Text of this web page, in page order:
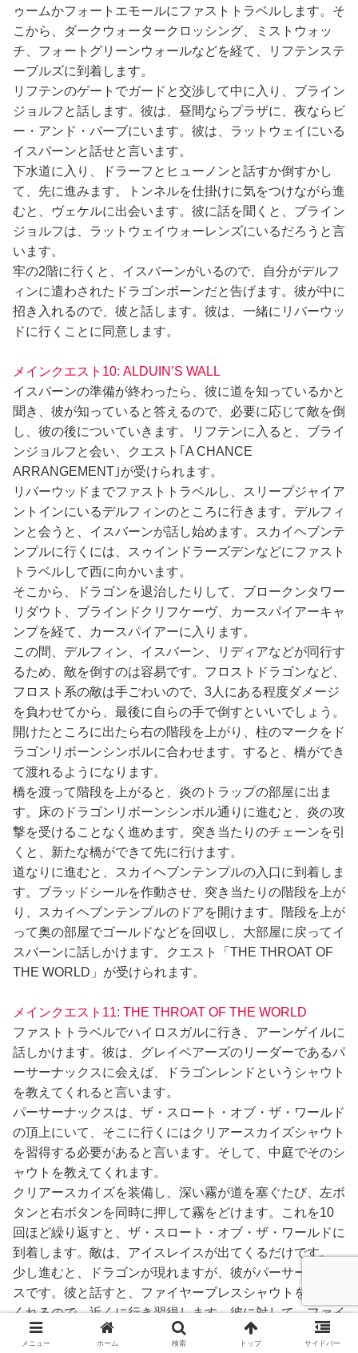
ゥームかフォートエモールにファストトラベルします。そ
こから、ダークウォータークロッシング、ミストウォッ
チ、フォートグリーンウォールなどを経て、リフテンステ
ーブルズに到着します。
リフテンのゲートでガードと交渉して中に入り、ブライン
ジョルフと話します。彼は、昼間ならプラザに、夜ならビ
ー・アンド・バーブにいます。彼は、ラットウェイにいる
イスバーンと話せと言います。
下水道に入り、ドラーフとヒューノンと話すか倒すかし
て、先に進みます。トンネルを仕掛けに気をつけながら進
むと、ヴェケルに出会います。彼に話を聞くと、ブライン
ジョルフは、ラットウェイウォーレンズにいるだろうと言
います。
牢の2階に行くと、イスバーンがいるので、自分がデルフ
ィンに遣わされたドラゴンボーンだと告げます。彼が中に
招き入れるので、彼と話します。彼は、一緒にリバーウッ
ドに行くことに同意します。
メインクエスト10: ALDUIN’S WALL
イスバーンの準備が終わったら、彼に道を知っているかと
聞き、彼が知っていると答えるので、必要に応じて敵を倒
し、彼の後についていきます。リフテンに入ると、ブライ
ンジョルフと会い、クエスト｢A CHANCE
ARRANGEMENT｣が受けられます。
リバーウッドまでファストトラベルし、スリープジャイア
ントインにいるデルフィンのところに行きます。デルフィ
ンと会うと、イスバーンが話し始めます。スカイヘブンテ
ンプルに行くには、スゥインドラーズデンなどにファスト
トラベルして西に向かいます。
そこから、ドラゴンを退治したりして、ブロークンタワー
リダウト、ブラインドクリフケーヴ、カースパイアーキャ
ンプを経て、カースパイアーに入ります。
この間、デルフィン、イスバーン、リディアなどが同行す
るため、敵を倒すのは容易です。フロストドラゴンなど、
フロスト系の敵は手ごわいので、3人にある程度ダメージ
を負わせてから、最後に自らの手で倒すといいでしょう。
開けたところに出たら右の階段を上がり、柱のマークをド
ラゴンリボーンシンボルに合わせます。すると、橋ができ
て渡れるようになります。
橋を渡って階段を上がると、炎のトラップの部屋に出ま
す。床のドラゴンリボーンシンボル通りに進むと、炎の攻
撃を受けることなく進めます。突き当たりのチェーンを引
くと、新たな橋ができて先に行けます。
道なりに進むと、スカイヘブンテンプルの入口に到着しま
す。ブラッドシールを作動させ、突き当たりの階段を上が
り、スカイヘブンテンプルのドアを開けます。階段を上が
って奥の部屋でゴールドなどを回収し、大部屋に戻ってイ
スバーンに話しかけます。クエスト「THE THROAT OF
THE WORLD」が受けられます。
メインクエスト11: THE THROAT OF THE WORLD
ファストトラベルでハイロスガルに行き、アーンゲイルに
話しかけます。彼は、グレイベアーズのリーダーであるパ
ーサーナックスに会えば、ドラゴンレンドというシャウト
を教えてくれると言います。
パーサーナックスは、ザ・スロート・オブ・ザ・ワールド
の頂上にいて、そこに行くにはクリアースカイズシャウト
を習得する必要があると言います。そして、中庭でそのシ
ャウトを教えてくれます。
クリアースカイズを装備し、深い霧が道を塞ぐたび、左ボ
タンと右ボタンを同時に押して霧をどけます。これを10
回ほど繰り返すと、ザ・スロート・オブ・ザ・ワールドに
到着します。敵は、アイスレイスが出てくるだけです。
少し進むと、ドラゴンが現れますが、彼がパーサーナック
スです。彼と話すと、ファイヤーブレスシャウトを教えて
くれるので、近くに行き習得します。彼に対して、ファイ
ヤーブレスシャウトを繰り出してから、彼に話しかけま
メニュー ホーム 検索 トップ サイドバー